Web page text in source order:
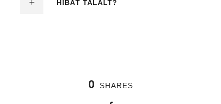
HIBÁT TALÁLT?
0 SHARES